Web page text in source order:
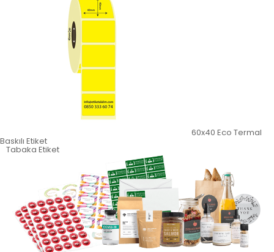
60x40 Eco Termal
Baskılı Etiket
Tabaka Etiket